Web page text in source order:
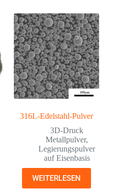
316L-Edelstahl-Pulver
3D-Druck
Metallpulver,
Legierungspulver
auf Eisenbasis
WEITERLESEN